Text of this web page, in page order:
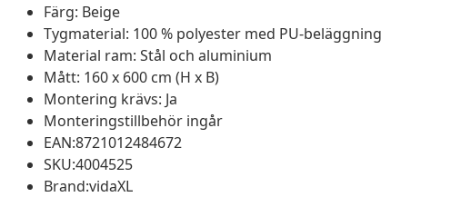
Färg: Beige
Tygmaterial: 100 % polyester med PU-beläggning
Material ram: Stål och aluminium
Mått: 160 x 600 cm (H x B)
Montering krävs: Ja
Monteringstillbehör ingår
EAN:8721012484672
SKU:4004525
Brand:vidaXL